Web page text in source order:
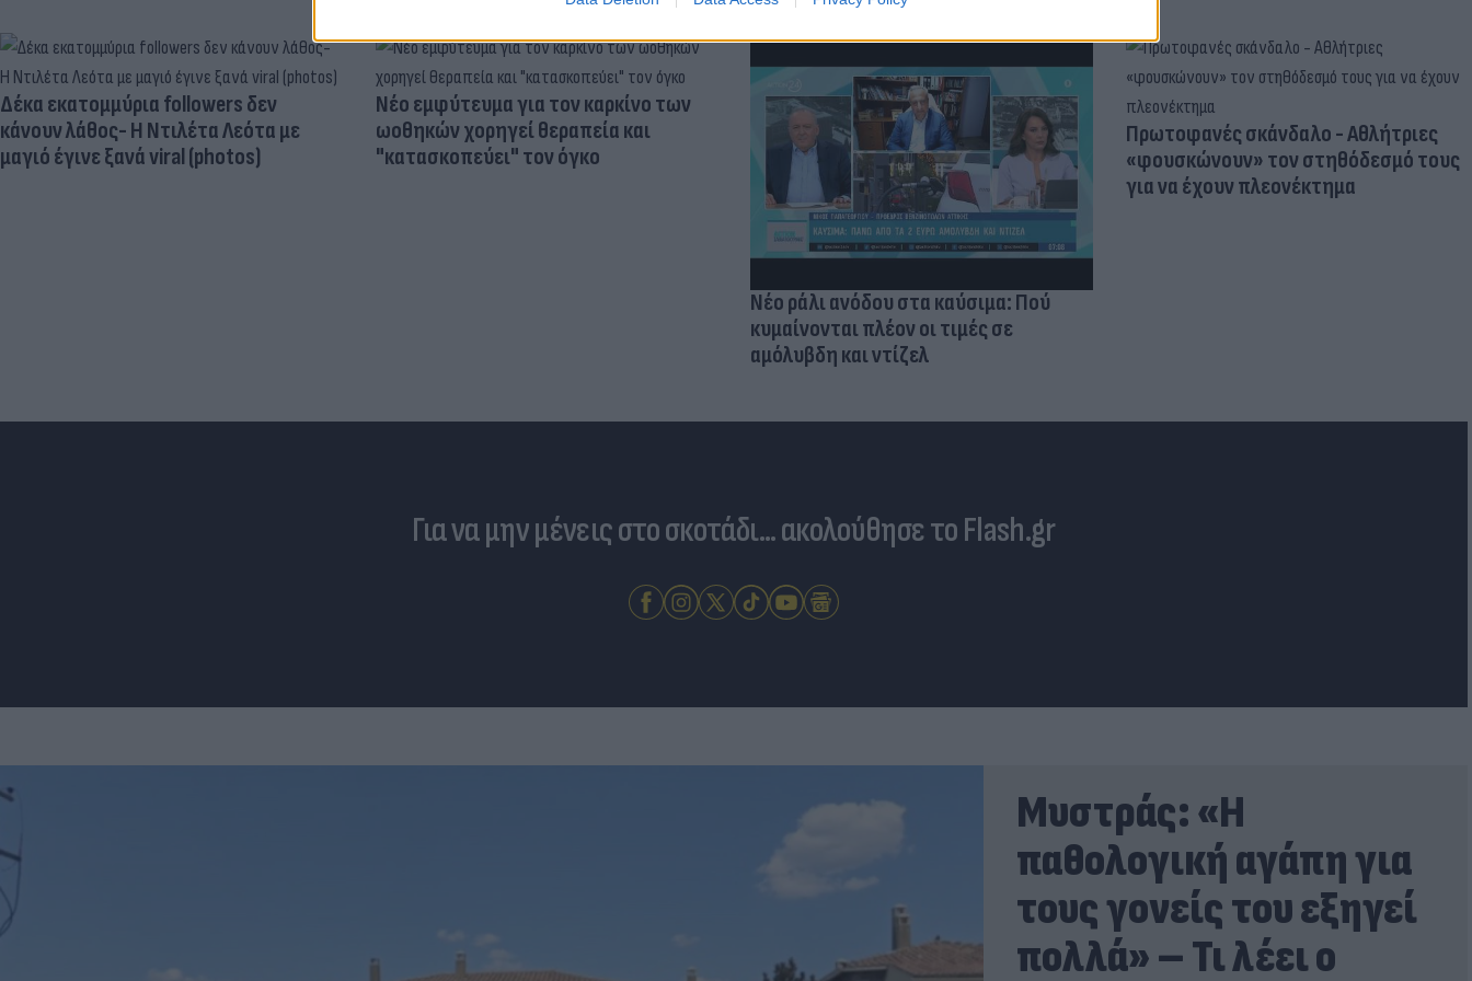
Δέκα εκατομμύρια followers δεν
κάνουν λάθος- Η Ντιλέτα Λεότα με
μαγιό έγινε ξανά viral (photos)
Νέο εμφύτευμα για τον καρκίνο των
ωοθηκών χορηγεί θεραπεία και
"κατασκοπεύει" τον όγκο
Νέο ράλι ανόδου στα καύσιμα: Πού
κυμαίνονται πλέον οι τιμές σε
αμόλυβδη και ντίζελ
Πρωτοφανές σκάνδαλο - Aθλήτριες
«φουσκώνουν» τον στηθόδεσμό τους
για να έχουν πλεονέκτημα
Για να μην μένεις στο σκοτάδι... ακολούθησε το Flash.gr
Μυστράς: «Η
παθολογική αγάπη για
τους γονείς του εξηγεί
πολλά» – Τι λέει ο